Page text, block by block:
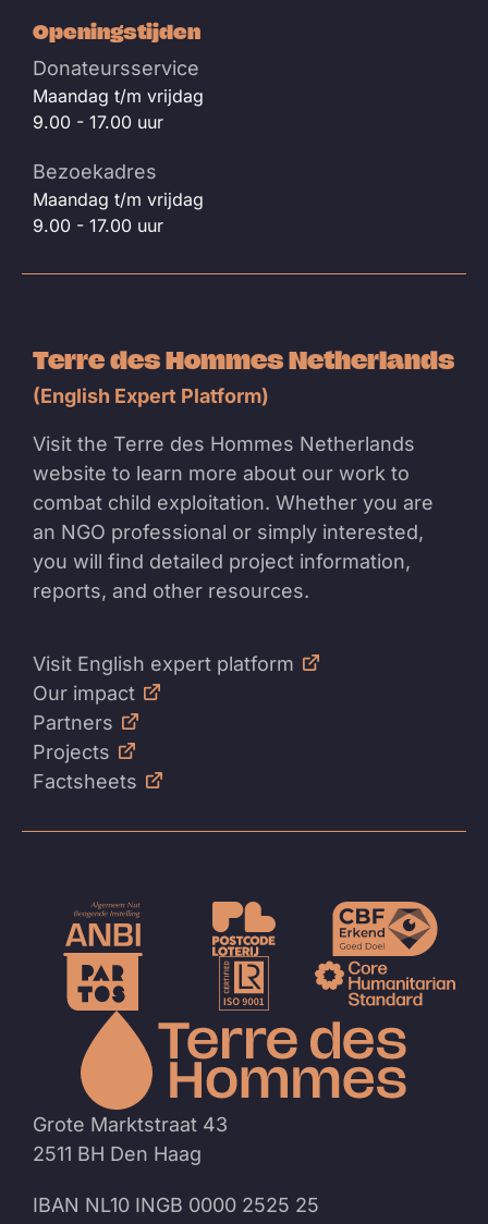
Openingstijden
Donateursservice
Maandag t/m vrijdag
9.00 - 17.00 uur
Bezoekadres
Maandag t/m vrijdag
9.00 - 17.00 uur
Terre des Hommes Netherlands
(English Expert Platform)
Visit the Terre des Hommes Netherlands
website to learn more about our work to
combat child exploitation. Whether you are
an NGO professional or simply interested,
you will find detailed project information,
reports, and other resources.
Visit English expert platform
Our impact
Partners
Projects
Factsheets
Grote Marktstraat 43
2511 BH Den Haag
IBAN NL10 INGB 0000 2525 25